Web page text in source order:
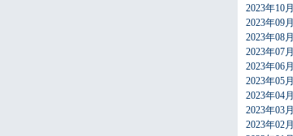
2023年10月
2023年09月
2023年08月
2023年07月
2023年06月
2023年05月
2023年04月
2023年03月
2023年02月